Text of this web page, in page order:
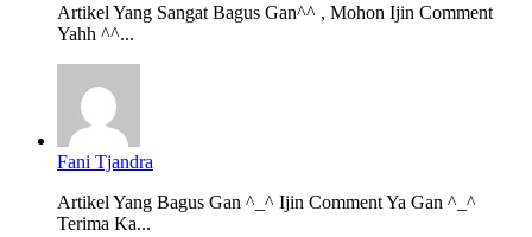
Artikel Yang Sangat Bagus Gan^^ , Mohon Ijin Comment
Yahh ^^...
Fani Tjandra
Artikel Yang Bagus Gan ^_^ Ijin Comment Ya Gan ^_^
Terima Ka...